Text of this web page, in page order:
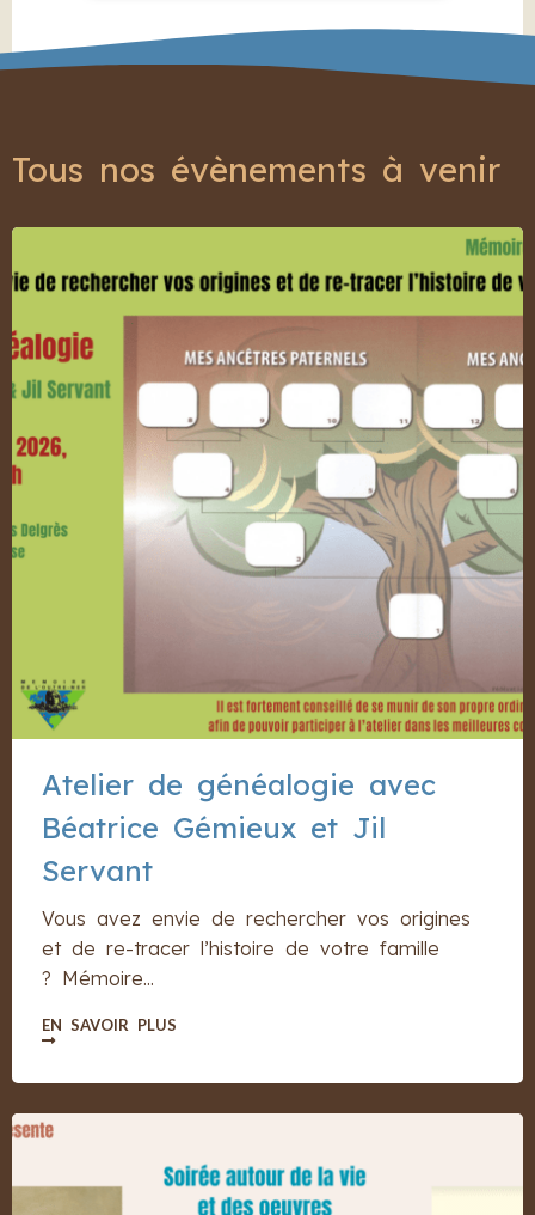
Tous nos évènements à venir
Atelier de généalogie avec
Béatrice Gémieux et Jil
Servant
Vous avez envie de rechercher vos origines
et de re-tracer l’histoire de votre famille
? Mémoire...
EN SAVOIR PLUS